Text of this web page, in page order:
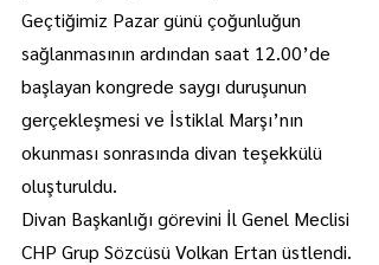
Geçtiğimiz Pazar günü çoğunluğun
sağlanmasının ardından saat 12.00’de
başlayan kongrede saygı duruşunun
gerçekleşmesi ve İstiklal Marşı’nın
okunması sonrasında divan teşekkülü
oluşturuldu.
Divan Başkanlığı görevini İl Genel Meclisi
CHP Grup Sözcüsü Volkan Ertan üstlendi.